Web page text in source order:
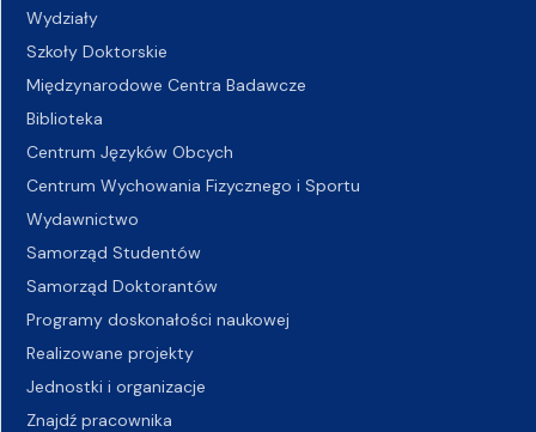
Wydziały
Szkoły Doktorskie
Międzynarodowe Centra Badawcze
Biblioteka
Centrum Języków Obcych
Centrum Wychowania Fizycznego i Sportu
Wydawnictwo
Samorząd Studentów
Samorząd Doktorantów
Programy doskonałości naukowej
Realizowane projekty
Jednostki i organizacje
Znajdź pracownika